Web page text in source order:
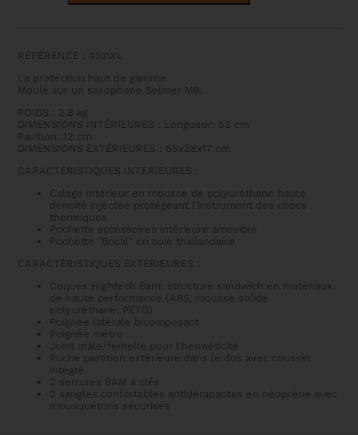
RÉFÉRENCE : 4101XL
La protection haut de gamme.
Moulé sur un saxophone Selmer M6.
POIDS : 2,8 kg
DIMENSIONS INTÉRIEURES : Longueur: 53 cm
Pavillon: 12 cm
DIMENSIONS EXTÉRIEURES : 65x28x17 cm
CARACTÉRISTIQUES INTÉRIEURES :
Calage intérieur en mousse de polyuréthane haute
densité injectée protégeant l'instrument des chocs
thermiques
Pochette accessoires intérieure amovible
Pochette "Bocal" en soie thaïlandaise
CARACTÉRISTIQUES EXTÉRIEURES :
Coques Hightech Bam: structure sandwich en matériaux
de haute performance (ABS, mousse solide
polyuréthane, PETG)
Poignée latérale bicomposant
Poignée métro
Joint mâle/femelle pour l'herméticité
Poche partition extérieure dans le dos avec coussin
intégré
2 serrures BAM à clés
2 sangles confortables antidérapantes en néoprène avec
mousquetons sécurisés